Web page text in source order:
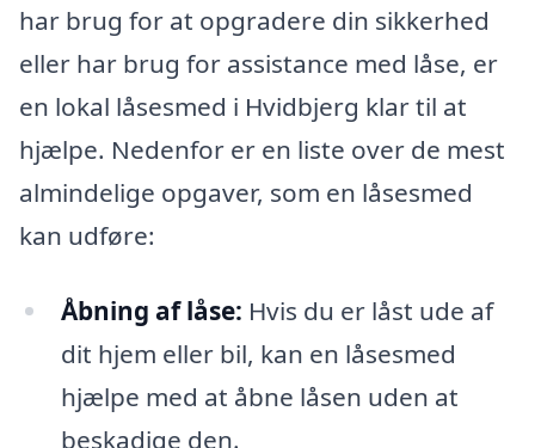
har brug for at opgradere din sikkerhed
eller har brug for assistance med låse, er
en lokal låsesmed i Hvidbjerg klar til at
hjælpe. Nedenfor er en liste over de mest
almindelige opgaver, som en låsesmed
kan udføre:
Åbning af låse: Hvis du er låst ude af
dit hjem eller bil, kan en låsesmed
hjælpe med at åbne låsen uden at
beskadige den.